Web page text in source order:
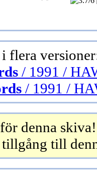
flera
/ 1991 /
/ 1991 /
denna
till